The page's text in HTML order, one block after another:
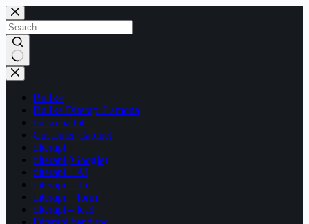
Skip
to
content
No
results
Bu Ike
Bu Ike Diterapi Lamona
bu sri hartati
Customer Cabinet
diterapi
diterapi (Google)
diterapi – AI
diterapi – dp
diterapi – form
diterapi – lead
Diterapi bandung